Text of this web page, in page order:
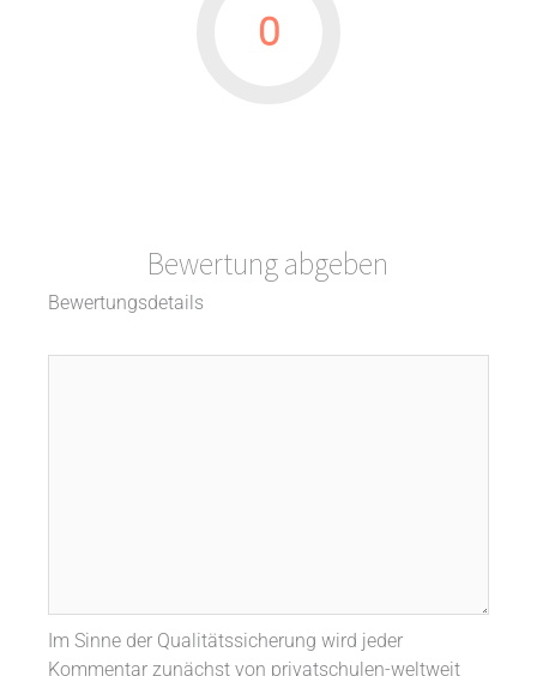
0
Bewertung abgeben
Bewertungsdetails
Im Sinne der Qualitätssicherung wird jeder
Kommentar zunächst von privatschulen-weltweit